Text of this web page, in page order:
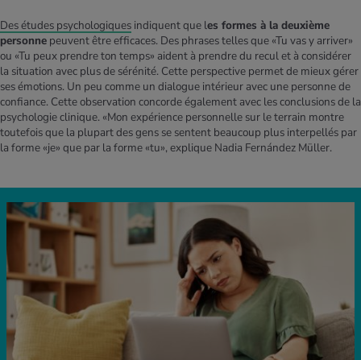
Des études psychologiques indiquent que les formes à la deuxième
personne peuvent être efficaces. Des phrases telles que «Tu vas y arriver»
ou «Tu peux prendre ton temps» aident à prendre du recul et à considérer
la situation avec plus de sérénité. Cette perspective permet de mieux gérer
ses émotions. Un peu comme un dialogue intérieur avec une personne de
confiance. Cette observation concorde également avec les conclusions de la
psychologie clinique. «Mon expérience personnelle sur le terrain montre
toutefois que la plupart des gens se sentent beaucoup plus interpellés par
la forme «je» que par la forme «tu», explique Nadia Fernández Müller.